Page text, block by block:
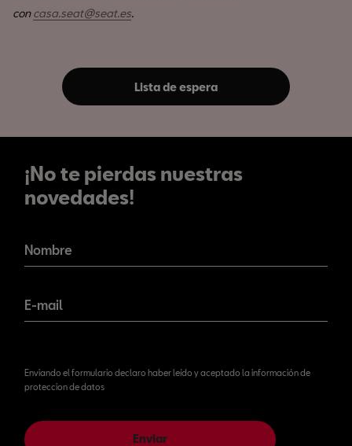
concasa.seat@seat.es.
Lista de espera
¡No te pierdas nuestras
novedades!
novedades!
Nombre
E-mail
Enviando el formulario declaro haber leído y aceptado la información de
proteccion de datos
Enviar